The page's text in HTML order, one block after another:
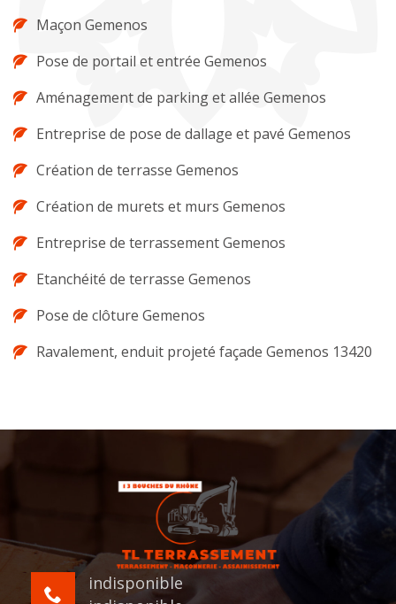
Maçon Gemenos
Pose de portail et entrée Gemenos
Aménagement de parking et allée Gemenos
Entreprise de pose de dallage et pavé Gemenos
Création de terrasse Gemenos
Création de murets et murs Gemenos
Entreprise de terrassement Gemenos
Etanchéité de terrasse Gemenos
Pose de clôture Gemenos
Ravalement, enduit projeté façade Gemenos 13420
indisponible